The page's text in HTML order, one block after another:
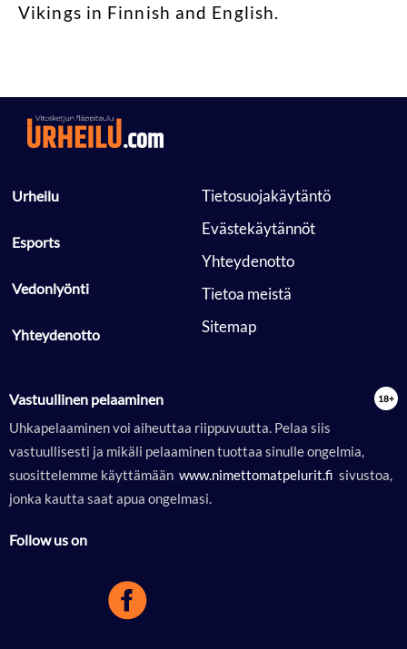
Vikings in Finnish and English.
Urheilu
Esports
Vedonlyönti
Yhteydenotto
Tietosuojakäytäntö
Evästekäytännöt
Yhteydenotto
Tietoa meistä
Sitemap
Vastuullinen pelaaminen
Uhkapelaaminen voi aiheuttaa riippuvuutta. Pelaa siis
vastuullisesti ja mikäli pelaaminen tuottaa sinulle ongelmia,
suosittelemme käyttämään www.nimettomatpelurit.fi sivustoa,
jonka kautta saat apua ongelmasi.
Follow us on